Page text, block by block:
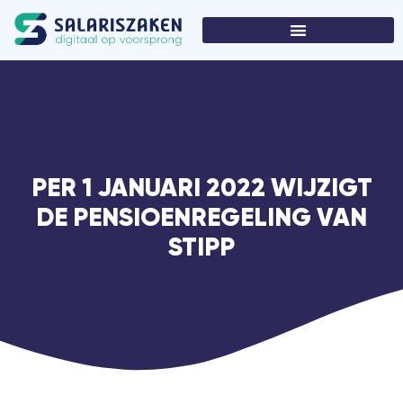
PER 1 JANUARI 2022 WIJZIGT
DE PENSIOENREGELING VAN
STIPP